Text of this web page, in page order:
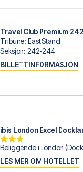
Travel Club Premium
Tribune: East Stand
Seksjon: 242-244
BILLETTINFORMASJON
ibis London Excel
Beliggende i London
LES MER OM HOTELLET